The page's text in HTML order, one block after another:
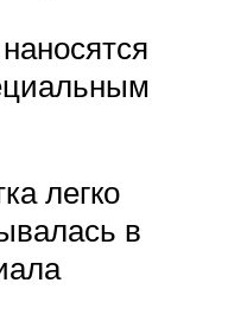
легко
в